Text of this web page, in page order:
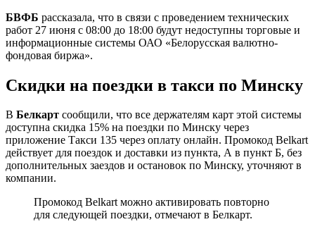
БВФБ рассказала, что в связи с проведением технических
работ 27 июня с 08:00 до 18:00 будут недоступны торговые и
информационные системы ОАО «Белорусская валютно-
фондовая биржа».
Скидки на поездки в такси по Минску
В Белкарт сообщили, что все держателям карт этой системы
доступна скидка 15% на поездки по Минску через
приложение Такси 135 через оплату онлайн. Промокод Belkart
действует для поездок и доставки из пункта, А в пункт Б, без
дополнительных заездов и остановок по Минску, уточняют в
компании.
Промокод Belkart можно активировать повторно
для следующей поездки, отмечают в Белкарт.